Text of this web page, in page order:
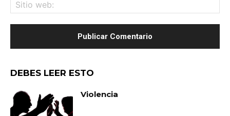
DEBES LEER ESTO
Violencia